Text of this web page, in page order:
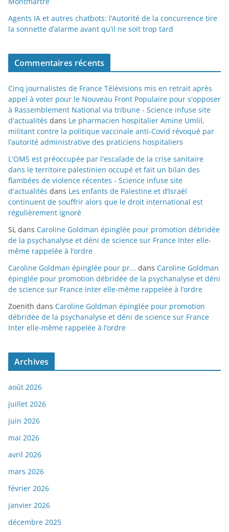
Agents IA et autres chatbots: l’Autorité de la concurrence tire
la sonnette d’alarme avant qu’il ne soit trop tard
Commentaires récents
Cinq journalistes de France Télévisions mis en retrait après
appel à voter pour le Nouveau Front Populaire pour s'opposer
à Rassemblement National via tribune - Science infuse site
d'actualités dans Le pharmacien hospitalier Amine Umlil,
militant contre la politique vaccinale anti-Covid révoqué par
l’autorité administrative des praticiens hospitaliers
L'OMS est préoccupée par l'escalade de la crise sanitaire
dans le territoire palestinien occupé et fait un bilan des
flambées de violence récentes - Science infuse site
d'actualités dans Les enfants de Palestine et d’Israël
continuent de souffrir alors que le droit international est
régulièrement ignoré
SL dans Caroline Goldman épinglée pour promotion débridée
de la psychanalyse et déni de science sur France Inter elle-
même rappelée à l’ordre
Caroline Goldman épinglée pour pr... dans Caroline Goldman
épinglée pour promotion débridée de la psychanalyse et déni
de science sur France Inter elle-même rappelée à l’ordre
Zoenith dans Caroline Goldman épinglée pour promotion
débridée de la psychanalyse et déni de science sur France
Inter elle-même rappelée à l’ordre
Archives
août 2026
juillet 2026
juin 2026
mai 2026
avril 2026
mars 2026
février 2026
janvier 2026
décembre 2025